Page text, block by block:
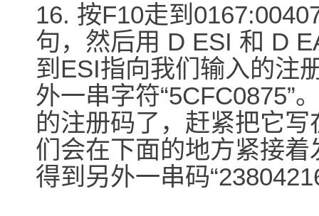
16. 按F10走到
句，然后用 D ESI 和 D
到ESI指向我们输入的注
外一串字符“5CFC0875”
的注册码了，赶紧把它
们会在下面的地方紧接
得到另外一串码